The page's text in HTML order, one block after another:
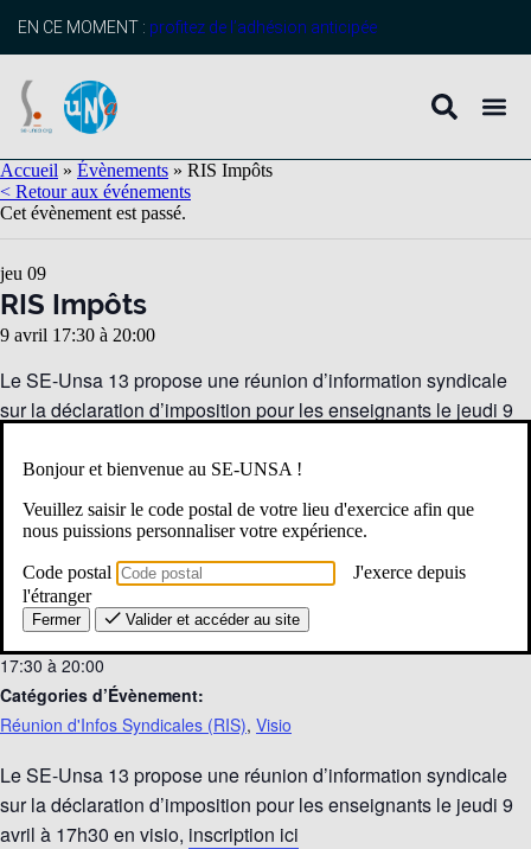
EN CE MOMENT : profitez de l’adhésion anticipée
Accueil » Évènements » RIS Impôts
< Retour aux événements
Cet évènement est passé.
jeu 09
RIS Impôts
9 avril 17:30 à 20:00
Le SE-Unsa 13 propose une réunion d’information syndicale
sur la déclaration d’imposition pour les enseignants le jeudi 9
Détails
Date :
9 avril
Heure :
17:30 à 20:00
Catégories d’Évènement:
Réunion d'Infos Syndicales (RIS), Visio
Le SE-Unsa 13 propose une réunion d’information syndicale
sur la déclaration d’imposition pour les enseignants le jeudi 9
avril à 17h30 en visio, inscription ici
Bonjour et bienvenue au SE-UNSA !
Veuillez saisir le code postal de votre lieu d'exercice afin que
nous puissions personnaliser votre expérience.
Code postal
J'exerce depuis
l'étranger
Fermer Valider et accéder au site